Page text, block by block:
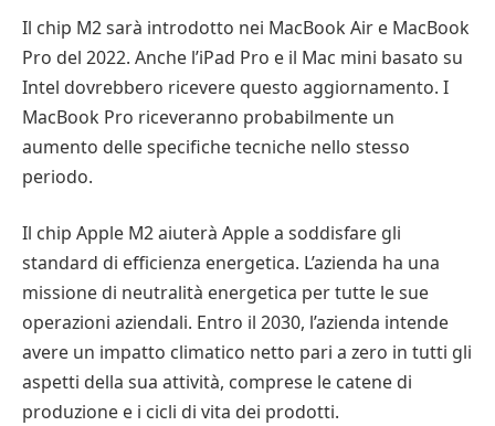
Il chip M2 sarà introdotto nei MacBook Air e MacBook
Pro del 2022. Anche l’iPad Pro e il Mac mini basato su
Intel dovrebbero ricevere questo aggiornamento. I
MacBook Pro riceveranno probabilmente un
aumento delle specifiche tecniche nello stesso
periodo.
Il chip Apple M2 aiuterà Apple a soddisfare gli
standard di efficienza energetica. L’azienda ha una
missione di neutralità energetica per tutte le sue
operazioni aziendali. Entro il 2030, l’azienda intende
avere un impatto climatico netto pari a zero in tutti gli
aspetti della sua attività, comprese le catene di
produzione e i cicli di vita dei prodotti.